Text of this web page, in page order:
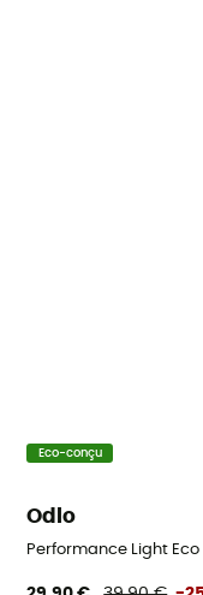
Eco-conçu
Odlo
Performance Light